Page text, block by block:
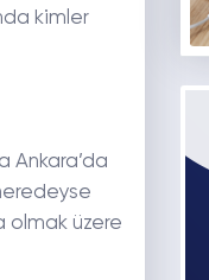
kimler
Ankara’da
olmak üzere